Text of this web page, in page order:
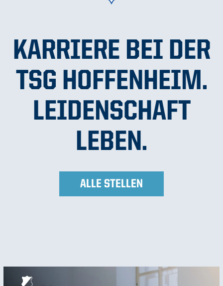
KARRIERE BEI DER
TSG HOFFENHEIM.
LEIDENSCHAFT
LEBEN.
ALLE STELLEN